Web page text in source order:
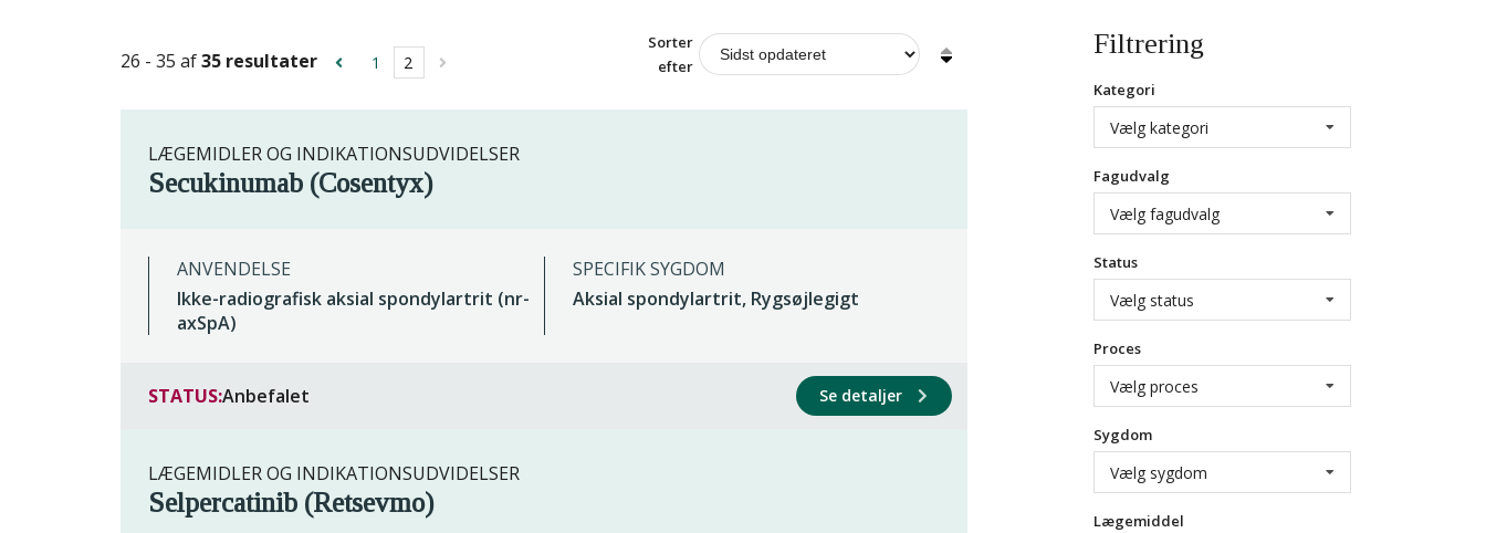
26 - 35 af35 resultater 1 2
Sorter
efter
LÆGEMIDLER OG INDIKATIONSUDVIDELSER
Secukinumab (Cosentyx)
ANVENDELSE
Ikke-radiografisk aksial spondylartrit (nr-
axSpA)
SPECIFIK SYGDOM
Aksial spondylartrit, Rygsøjlegigt
STATUS:Anbefalet Se detaljer
LÆGEMIDLER OG INDIKATIONSUDVIDELSER
Selpercatinib (Retsevmo)
Filtrering
Kategori
Vælg kategori
Fagudvalg
Vælg fagudvalg
Status
Vælg status
Proces
Vælg proces
Sygdom
Vælg sygdom
Lægemiddel